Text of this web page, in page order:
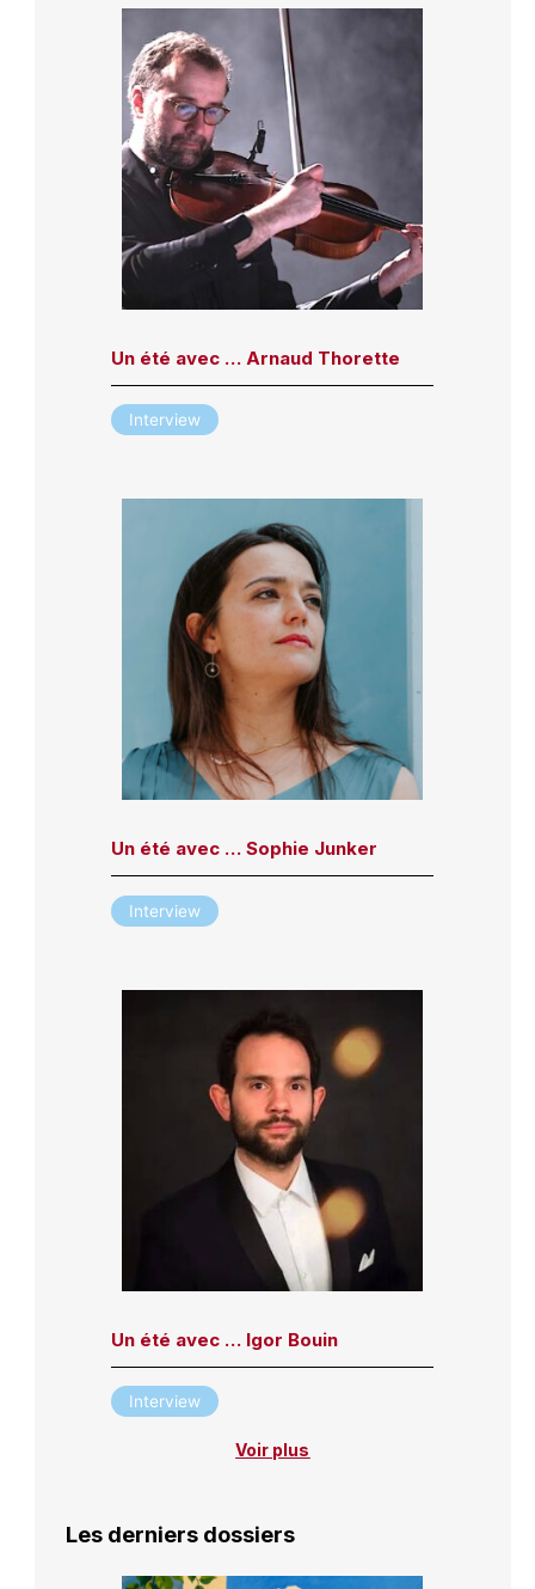
Un été avec … Arnaud Thorette
Interview
Un été avec … Sophie Junker
Interview
Un été avec … Igor Bouin
Interview
Voir plus
Les derniers dossiers